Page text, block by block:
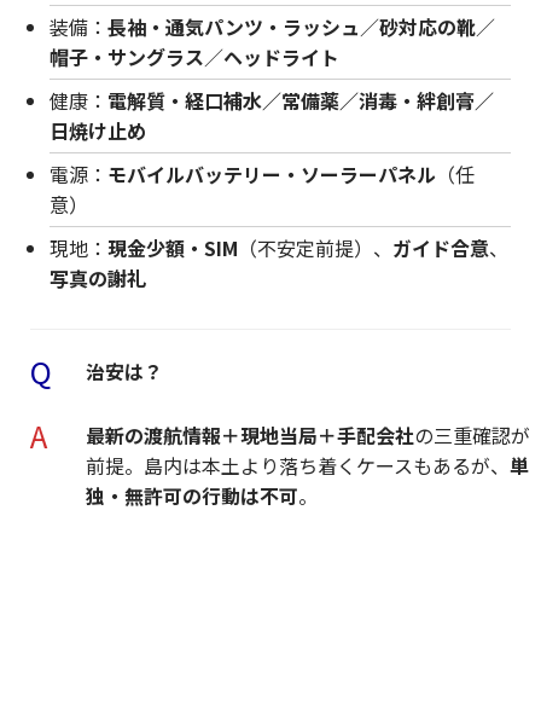
装備： 長袖・通気パンツ・ラッシュ／砂対応の靴／
帽子・サングラス／ヘッドライト
健康： 電解質・経口補水／常備薬／消毒・絆創膏／
日焼け止め
電源： モバイルバッテリー・ソーラーパネル （任
意）
現地： 現金少額・SIM （不安定前提）、 ガイド合意、
写真の謝礼
Q 治安は？
A 最新の渡航情報＋現地当局＋手配会社の三重確認が
前提。島内は本土より落ち着くケースもあるが、単
独・無許可の行動は不可。